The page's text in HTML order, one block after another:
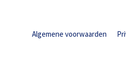
Algemene voorwaarden